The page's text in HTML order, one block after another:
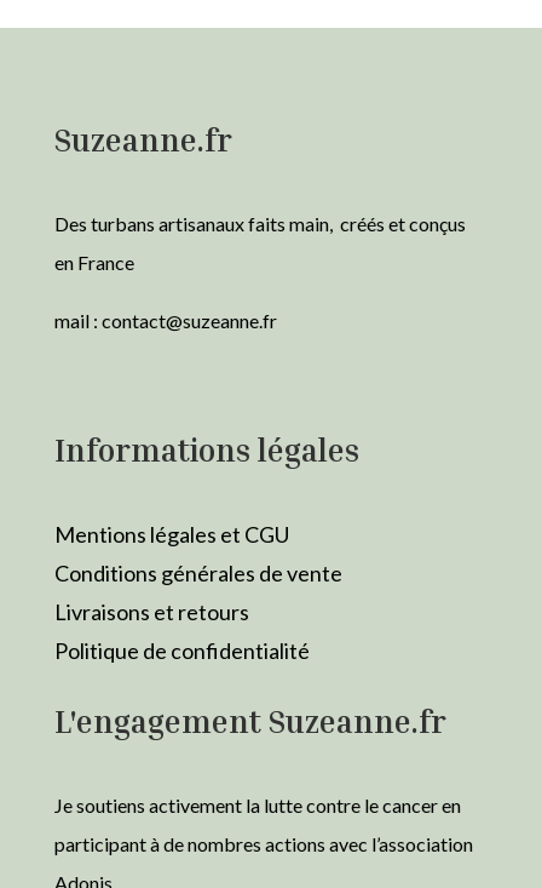
Suzeanne.fr
Des turbans artisanaux faits main, créés et conçus
en France
mail : contact@suzeanne.fr
Informations légales
Mentions légales et CGU
Conditions générales de vente
Livraisons et retours
Politique de confidentialité
L'engagement Suzeanne.fr
Je soutiens activement la lutte contre le cancer en
participant à de nombres actions avec l’association
Adonis